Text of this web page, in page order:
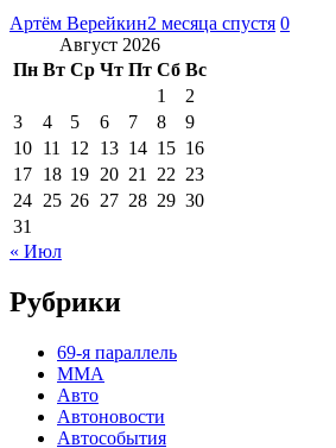
Артём Верейкин2 месяца спустя 0
Август 2026
Пн Вт Ср Чт Пт Сб Вс
1
2
3
4 5 6 7 8
9
10 11 12 13 14 15 16
17 18 19 20 21 22 23
24 25 26 27 28 29 30
31
« Июл
Рубрики
69-я параллель
MMA
Авто
Автоновости
Автособытия